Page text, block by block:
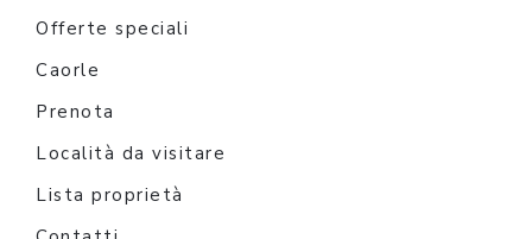
Offerte speciali
Caorle
Prenota
Località da visitare
Lista proprietà